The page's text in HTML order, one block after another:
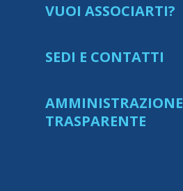
VUOI ASSOCIARTI?
SEDI E CONTATTI
AMMINISTRAZIONE
TRASPARENTE